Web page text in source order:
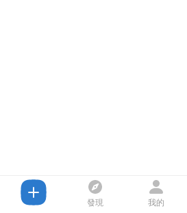
發現 我的